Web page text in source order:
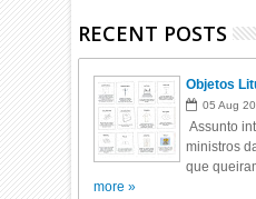
RECENT POSTS
Objetos
05 Aug
Assunto
ministros
que
more »